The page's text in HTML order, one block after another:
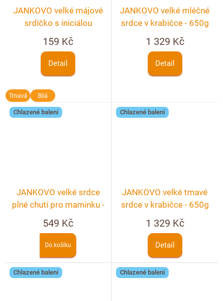
JANKOVO velké májové
srdíčko s iniciálou
159 Kč
Detail
Tmavá Bílá
JANKOVO velké mléčné
srdce v krabičce - 650g
1 329 Kč
Detail
Chlazené balení
JANKOVO velké srdce
plné chutí pro maminku -
280g
549 Kč
Do košíku
Chlazené balení
JANKOVO velké tmavé
srdce v krabičce - 650g
1 329 Kč
Detail
Chlazené balení Chlazené balení